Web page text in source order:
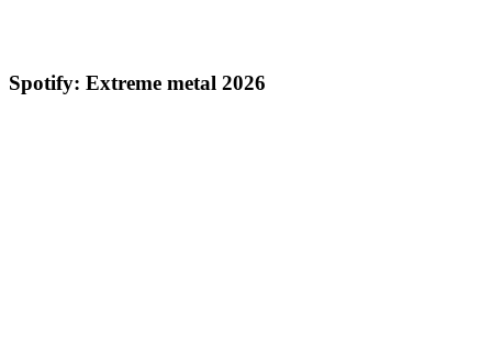
Spotify: Extreme metal 2026